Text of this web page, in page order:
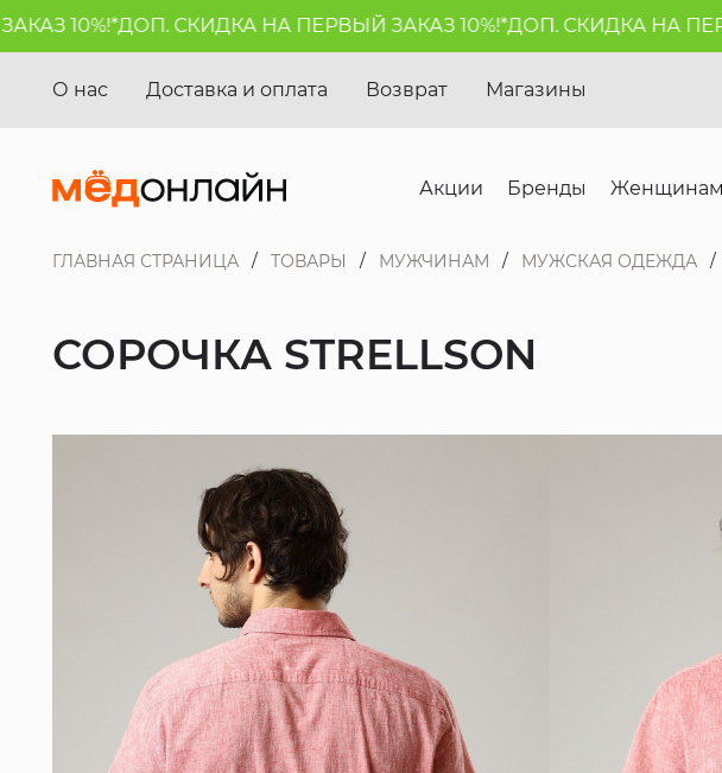
10%!*ДОП. СКИДКА НА ПЕРВЫЙ ЗАКАЗ 10%!*ДОП. СКИДКА НА
О нас Доставка и оплата Возврат Магазины
Акции Бренды Женщинам
ГЛАВНАЯ СТРАНИЦА ТОВАРЫ МУЖЧИНАМ МУЖСКАЯ ОДЕЖДА
СОРОЧКА STRELLSON